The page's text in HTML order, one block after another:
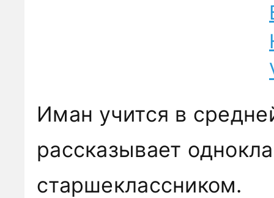
Иман учится в
рассказывает
старшеклассником.